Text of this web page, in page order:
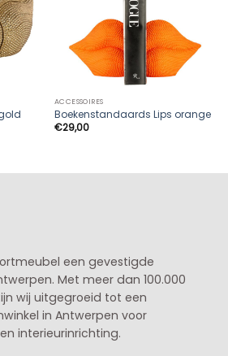
ACCESSOIRES
Boekenstandaards Lips orange
€29,00
een gevestigde
. Met meer dan 100.000
wij uitgegroeid tot een
in Antwerpen voor
interieurinrichting.